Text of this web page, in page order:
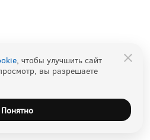
, чтобы улучшить сайт
вы разрешаете
Понятно